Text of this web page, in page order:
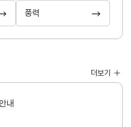
풍력
더보기
내